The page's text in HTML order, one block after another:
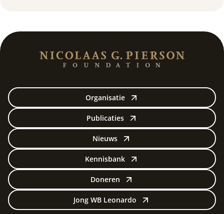
Organisatie
Publicaties
Nieuws
Kennisbank
Doneren
Jong WB Leonardo